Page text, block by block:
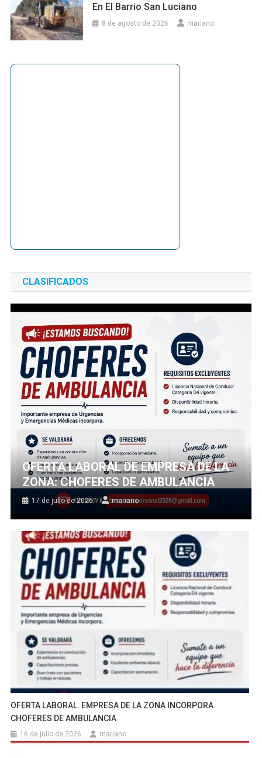
En El Barrio San Luciano
8 de agosto de 2026 mariano
CLASIFICADOS
OFERTA LABORAL DE EMPRESA DE LA
ZONA: CHOFERES DE AMBULANCIA
17 de julio de 2026 mariano
OFERTA LABORAL: EMPRESA DE LA ZONA INCORPORA
CHOFERES DE AMBULANCIA
16 de julio de 2026 mariano